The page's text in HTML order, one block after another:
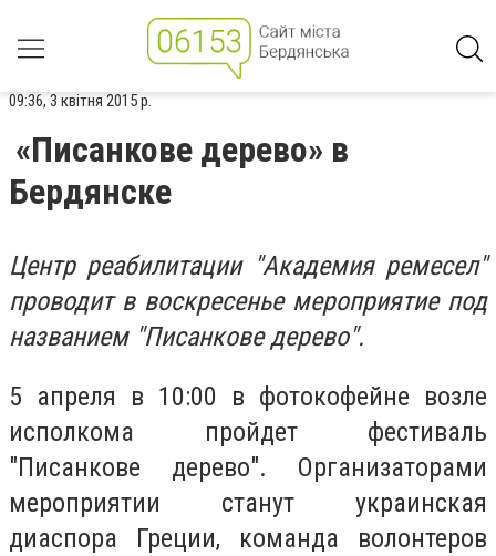
09:36, 3 квітня 2015 р.
«Писанкове дерево» в
Бердянске
Центр реабилитации "Академия ремесел"
проводит в воскресенье мероприятие под
названием "Писанкове дерево".
5 апреля в 10:00 в фотокофейне возле
исполкома пройдет фестиваль
"Писанкове дерево". Организаторами
мероприятии станут украинская
диаспора Греции, команда волонтеров